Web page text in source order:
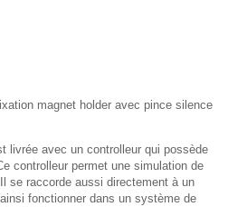
magnet holder avec pince silence
livrée avec un controlleur qui possède
controlleur permet une simulation de
se raccorde aussi directement à un
fonctionner dans un système de